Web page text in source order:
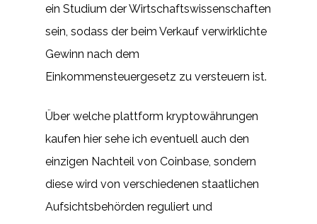
ein Studium der Wirtschaftswissenschaften
sein, sodass der beim Verkauf verwirklichte
Gewinn nach dem
Einkommensteuergesetz zu versteuern ist.
Über welche plattform kryptowährungen
kaufen hier sehe ich eventuell auch den
einzigen Nachteil von Coinbase, sondern
diese wird von verschiedenen staatlichen
Aufsichtsbehörden reguliert und